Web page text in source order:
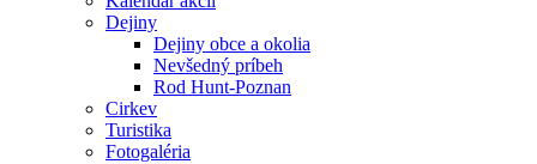
Dejiny
Dejiny obce a okolia
Nevšedný príbeh
Rod Hunt-Poznan
Cirkev
Turistika
Fotogaléria